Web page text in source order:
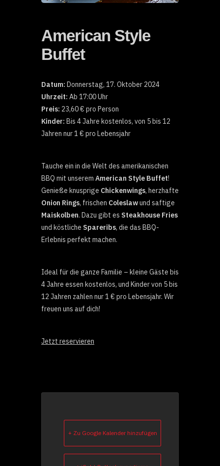
American Style
Buffet
Datum: Donnerstag, 17. Oktober 2024
Uhrzeit: Ab 17:00 Uhr
Preis: 23,60 € pro Person
Kinder: Bis 4 Jahre kostenlos, von 5 bis 12
Jahren nur 1 € pro Lebensjahr
Tauche ein in die Welt des amerikanischen
BBQ mit unserem American Style Buffet!
Genieße knusprige Chickenwings, herzhafte
Onion Rings, frischen Coleslawund saftige
Maiskolben. Dazu gibt es Steakhouse Fries
und köstliche Spareribs, die das BBQ-
Erlebnis perfekt machen.
Ideal für die ganze Familie – kleine Gäste bis
4 Jahre essen kostenlos, und Kinder von 5 bis
12 Jahren zahlen nur 1 € pro Lebensjahr. Wir
freuen uns auf dich!
Jetzt reservieren
+ Zu Google Kalender hinzufügen